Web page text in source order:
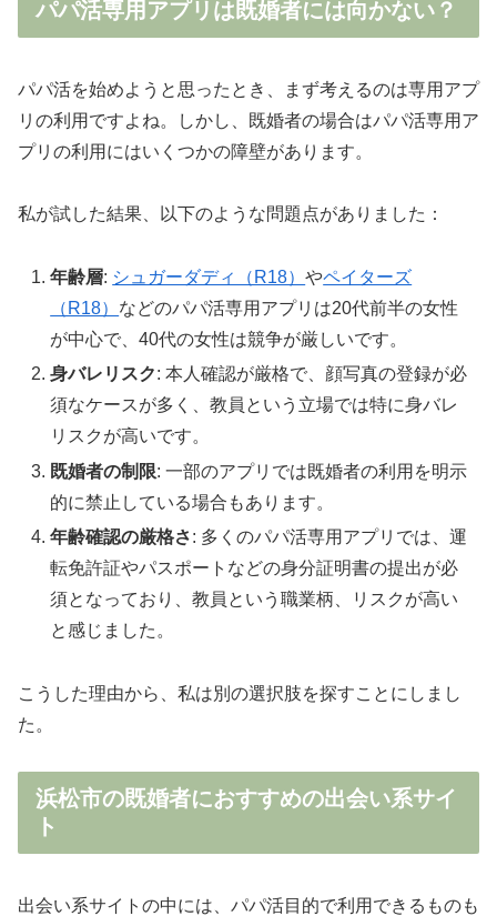
パパ活専用アプリは既婚者には向かない？
パパ活を始めようと思ったとき、まず考えるのは専用アプ
リの利用ですよね。しかし、既婚者の場合はパパ活専用ア
プリの利用にはいくつかの障壁があります。
私が試した結果、以下のような問題点がありました：
年齢層: シュガーダディ（R18）やペイターズ
（R18） などのパパ活専用アプリは20代前半の女性
が中心で、40代の女性は競争が厳しいです。
身バレリスク: 本人確認が厳格で、顔写真の登録が必
須なケースが多く、教員という立場では特に身バレ
リスクが高いです。
既婚者の制限: 一部のアプリでは既婚者の利用を明示
的に禁止している場合もあります。
年齢確認の厳格さ: 多くのパパ活専用アプリでは、運
転免許証やパスポートなどの身分証明書の提出が必
須となっており、教員という職業柄、リスクが高い
と感じました。
こうした理由から、私は別の選択肢を探すことにしまし
た。
浜松市の既婚者におすすめの出会い系サイ
ト
出会い系サイトの中には、パパ活目的で利用できるものも